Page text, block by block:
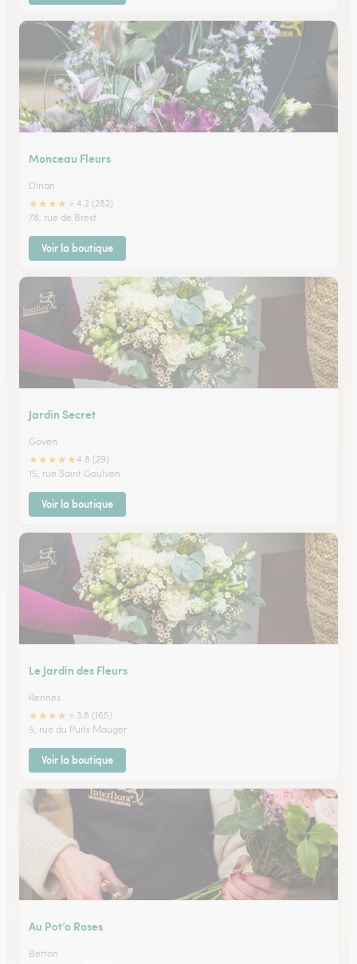
Monceau Fleurs
Dinan
★★★★
4.2 (282)
78, rue de Brest
Voir la boutique
Jardin Secret
Goven
★★★★★4.8 (29)
15, rue Saint Goulven
Voir la boutique
Le Jardin des Fleurs
Rennes
★★★★
3.8 (165)
5, rue du Puits Mauger
Voir la boutique
Au Pot’o Roses
Betton